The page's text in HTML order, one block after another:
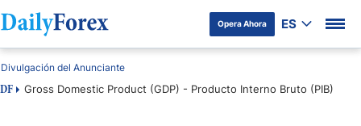
Opera Ahora ES
DF Gross Domestic Product (GDP) - Producto Interno Bruto (PIB)
Divulgación del Anunciante